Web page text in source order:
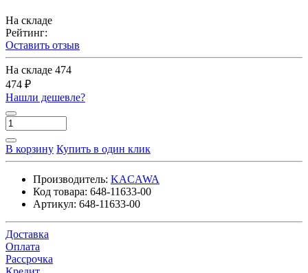
На складе
Рейтинг:
Оставить отзыв
На складе 474
474 ₽
Нашли дешевле?
В корзину Купить в один клик
Производитель: KACAWA
Код товара: 648-11633-00
Артикул: 648-11633-00
Доставка
Оплата
Рассрочка